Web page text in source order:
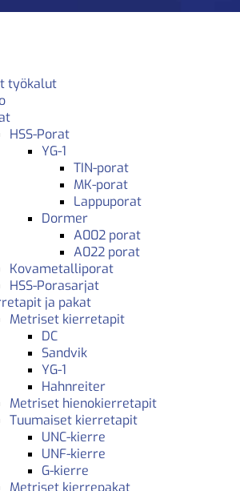
työkalut
HSS-Porat
YG-1
TIN-porat
MK-porat
Lappuporat
Dormer
A002 porat
A022 porat
Kovametalliporat
HSS-Porasarjat
ja pakat
Metriset kierretapit
DC
Sandvik
YG-1
Hahnreiter
Metriset hienokierretapit
Tuumaiset kierretapit
UNC-kierre
UNF-kierre
G-kierre
Metriset kierrepakat